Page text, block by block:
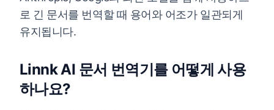
로 긴 문서를 번역할 때 용어와 어조가 일관되게
유지됩니다.
Linnk AI 문서 번역기를 어떻게 사용
하나요?